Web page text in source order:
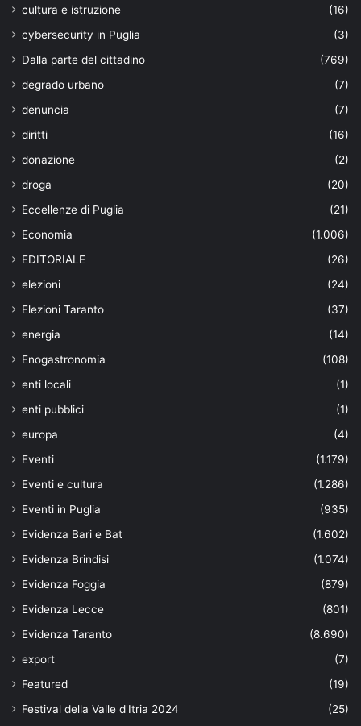
cultura e istruzione
(16)
cybersecurity in Puglia
(3)
Dalla parte del cittadino
(769)
degrado urbano
(7)
denuncia
(7)
diritti
(16)
donazione
(2)
droga
(20)
Eccellenze di Puglia
(21)
Economia
(1.006)
EDITORIALE
(26)
elezioni
(24)
Elezioni Taranto
(37)
energia
(14)
Enogastronomia
(108)
enti locali
(1)
enti pubblici
(1)
europa
(4)
Eventi
(1.179)
Eventi e cultura
(1.286)
Eventi in Puglia
(935)
Evidenza Bari e Bat
(1.602)
Evidenza Brindisi
(1.074)
Evidenza Foggia
(879)
Evidenza Lecce
(801)
Evidenza Taranto
(8.690)
export
(7)
Featured
(19)
Festival della Valle d'Itria 2024
(25)